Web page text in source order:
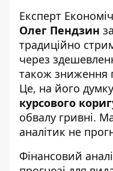
Експерт
Олег Пендзин
традиційно
через
також зниження
Це, на його
курсового
обвалу гривні.
аналітик не
Фінансовий